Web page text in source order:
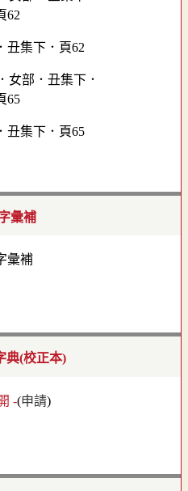
丑集下．頁62
丑集下．頁65
彙補
典(校正本)
-(申請)